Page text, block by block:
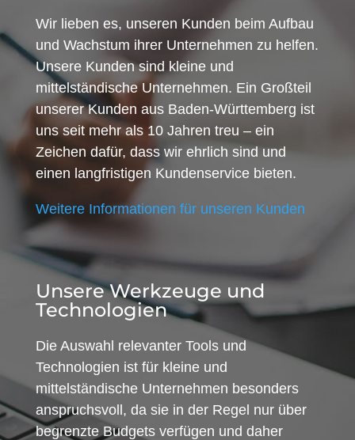
Wir lieben es, unseren Kunden beim Aufbau
und Wachstum ihrer Unternehmen zu helfen.
Unsere Kunden sind kleine und
mittelständische Unternehmen. Ein Großteil
unserer Kunden aus Baden-Württemberg ist
uns seit mehr als 10 Jahren treu – ein
Zeichen dafür, dass wir ehrlich sind und
einen langfristigen Kundenservice bieten.
Weitere Informationen für unseren Kunden
Unsere Werkzeuge und
Technologien
Die Auswahl relevanter Tools und
Technologien ist für kleine und
mittelständische Unternehmen besonders
anspruchsvoll, da sie in der Regel nur über
begrenzte Budgets verfügen und daher